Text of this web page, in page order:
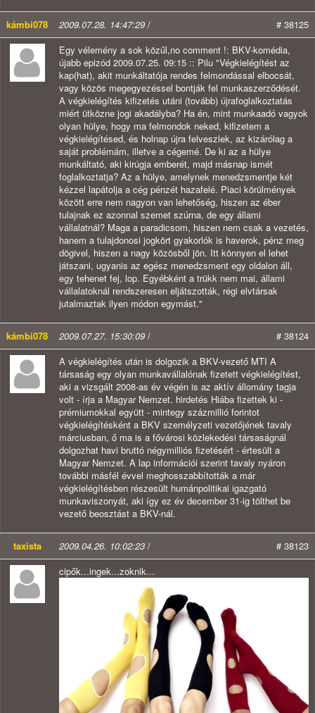
kámbi078 2009.07.28. 14:47:29 /
# 38125
Egy vélemény a sok közűl,no comment !: BKV-komédia,
újabb epizód 2009.07.25. 09:15 :: Pilu "Végkielégítést az
kap(hat), akit munkáltatója rendes felmondással elbocsát,
vagy közös megegyezéssel bontják fel munkaszerződését.
A végkielégítés kifizetés utáni (tovább) újrafoglalkoztatás
miért ütközne jogi akadályba? Ha én, mint munkaadó vagyok
olyan hülye, hogy ma felmondok neked, kifizetem a
végkielégítésed, és holnap újra felveszlek, az kizárólag a
saját problémám, illetve a cégemé. De ki az a hülye
munkáltató, aki kirúgja emberét, majd másnap ismét
foglalkoztatja? Az a hülye, amelynek menedzsmentje két
kézzel lapátolja a cég pénzét hazafelé. Piaci körülmények
között erre nem nagyon van lehetőség, hiszen az éber
tulajnak ez azonnal szemet szúrna, de egy állami
vállalatnál? Maga a paradicsom, hiszen nem csak a vezetés,
hanem a tulajdonosi jogkört gyakorlók is haverok, pénz meg
dögivel, hiszen a nagy közösből jön. Itt könnyen el lehet
játszani, ugyanis az egész menedzsment egy oldalon áll,
egy tehenet fej, lop. Egyébként a trükk nem mai, állami
vállalatoknál rendszeresen eljátszották, régi elvtársak
jutalmaztak ilyen módon egymást."
kámbi078 2009.07.27. 15:30:09 /
# 38124
A végkielégítés után is dolgozik a BKV-vezető MTI A
társaság egy olyan munkavállalónak fizetett végkielégítést,
aki a vizsgált 2008-as év végén is az aktív állomány tagja
volt - írja a Magyar Nemzet. hirdetés Hiába fizettek ki -
prémiumokkal együtt - mintegy százmillió forintot
végkielégítésként a BKV személyzeti vezetőjének tavaly
márciusban, ő ma is a fővárosi közlekedési társaságnál
dolgozhat havi bruttó négymilliós fizetésért - értesült a
Magyar Nemzet. A lap információi szerint tavaly nyáron
további másfél évvel meghosszabbították a már
végkielégítésben részesült humánpolitikai igazgató
munkaviszonyát, aki így ez év december 31-ig tölthet be
vezető beosztást a BKV-nál.
taxista 2009.04.26. 10:02:23 /
# 38123
cipők...ingek...zoknik...